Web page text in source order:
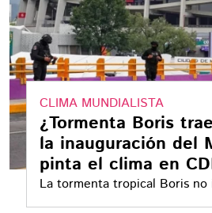
CLIMA MUNDIALISTA
¿Tormenta Boris
la inauguración del
pinta el clima en
La tormenta tropical Boris no
directamente a la Ciudad de